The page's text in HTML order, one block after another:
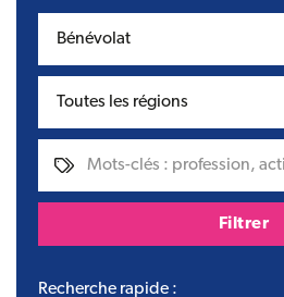
Filtrer
Recherche rapide :